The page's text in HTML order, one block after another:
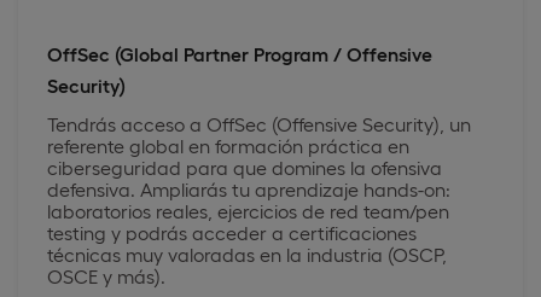
OffSec (Global Partner Program / Offensive
Security)
Tendrás acceso a OffSec (Offensive Security), un
referente global en formación práctica en
ciberseguridad para que domines la ofensiva
defensiva. Ampliarás tu aprendizaje hands-on:
laboratorios reales, ejercicios de red team/pen
testing y podrás acceder a certificaciones
técnicas muy valoradas en la industria (OSCP,
OSCE y más).